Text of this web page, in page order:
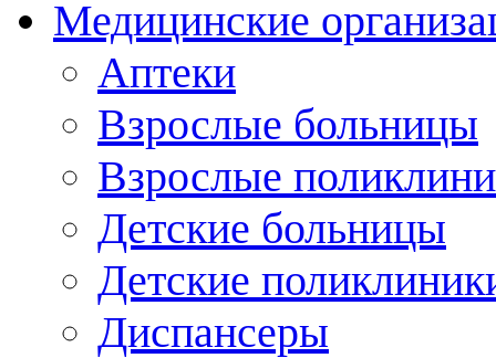
Медицинские
Аптеки
Взрослые больницы
Взрослые
Детские больницы
Детские
Диспансеры